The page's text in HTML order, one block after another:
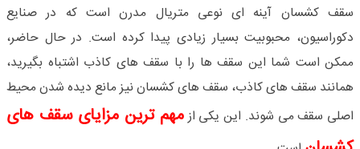
سقف کشسان آینه ای نوعی متریال مدرن است که در صنایع
دکوراسیون، محبوبیت بسیار زیادی پیدا کرده است. در حال حاضر،
ممکن است شما این سقف ها را با سقف های کاذب اشتباه بگیرید،
همانند سقف های کاذب، سقف های کشساننیز مانع دیده شدن محیط
اصلی سقف می شوند. این یکی ازمهم ترین مزایای سقف های